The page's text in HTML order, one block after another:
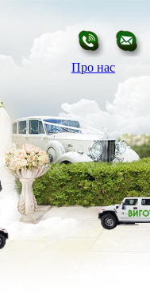
Про нас